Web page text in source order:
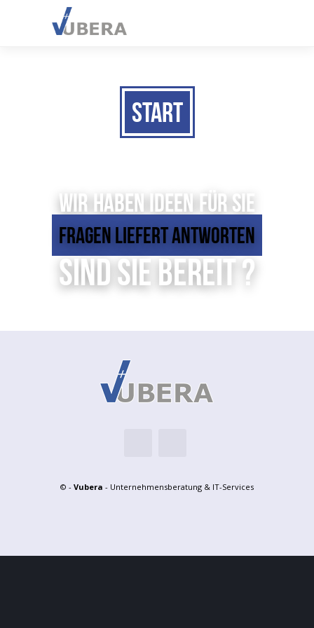
Start
Wir haben Ideen für Sie
Fragen liefert Antworten
Sind Sie bereit ?
© - Vubera - Unternehmensberatung & IT-Services